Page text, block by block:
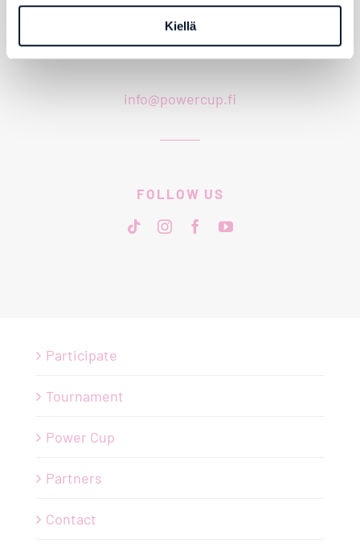
Kiellä
info@powercup.fi
FOLLOW US
Participate
Tournament
Power Cup
Partners
Contact